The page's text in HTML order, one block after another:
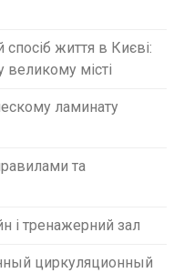
спосіб життя в Києві:
місті
ламинату
та
і тренажерний зал
циркуляционный